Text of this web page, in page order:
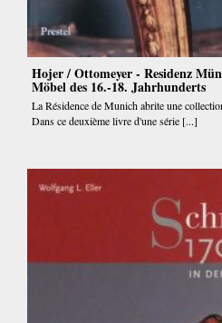
Hojer / Ottomeyer - Residenz
Möbel des 16.-18. Jahrhunderts
La Résidence de Munich abrite une
Dans ce deuxième livre d'une série [...]